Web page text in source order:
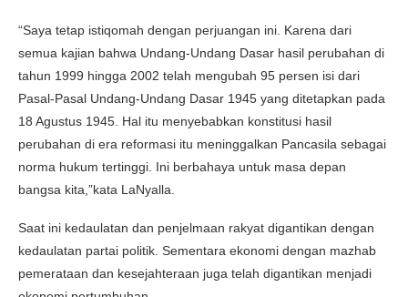
“Saya tetap istiqomah dengan perjuangan ini. Karena dari
semua kajian bahwa Undang-Undang Dasar hasil perubahan di
tahun 1999 hingga 2002 telah mengubah 95 persen isi dari
Pasal-Pasal Undang-Undang Dasar 1945 yang ditetapkan pada
18 Agustus 1945. Hal itu menyebabkan konstitusi hasil
perubahan di era reformasi itu meninggalkan Pancasila sebagai
norma hukum tertinggi. Ini berbahaya untuk masa depan
bangsa kita,”kata LaNyalla.
Saat ini kedaulatan dan penjelmaan rakyat digantikan dengan
kedaulatan partai politik. Sementara ekonomi dengan mazhab
pemerataan dan kesejahteraan juga telah digantikan menjadi